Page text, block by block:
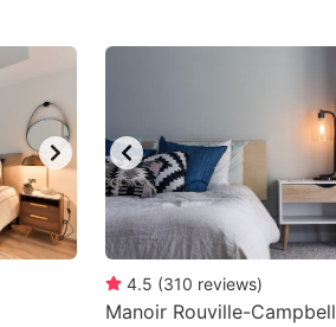
4.5 (310 reviews)
Manoir Rouville-Campbell